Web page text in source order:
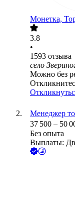
Монетка,
3.8
•
1593 отзыва
село
Можно без
Менеджер
37 500 – 50
Без опыта
Выплаты: